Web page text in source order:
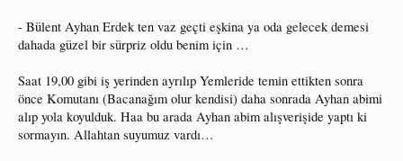
- Bülent Ayhan Erdek ten vaz geçti eşkina ya oda gelecek demesi
dahada güzel bir sürpriz oldu benim için …
Saat 19,00 gibi iş yerinden ayrılıp Yemleride temin ettikten sonra
önce Komutanı (Bacanağım olur kendisi) daha sonrada Ayhan abimi
alıp yola koyulduk. Haa bu arada Ayhan abim alışverişide yaptı ki
sormayın. Allahtan suyumuz vardı…